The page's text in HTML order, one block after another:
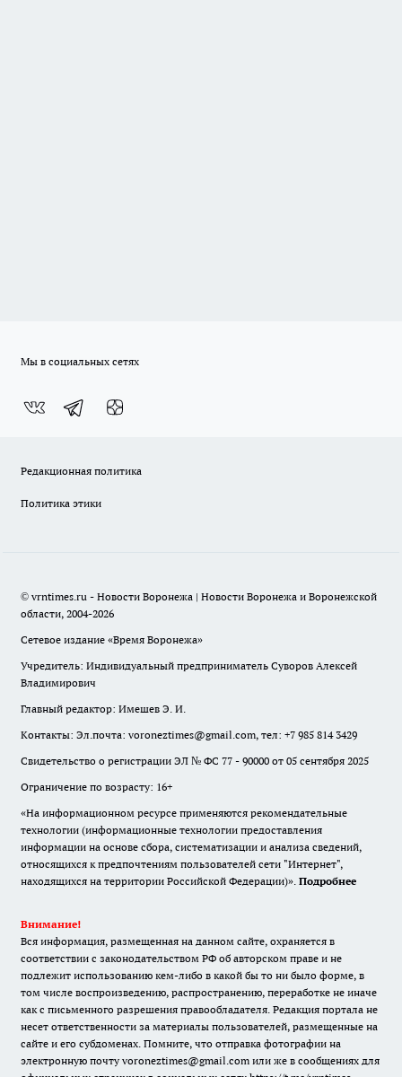
Мы в социальных сетях
Редакционная политика
Политика этики
© vrntimes.ru - Новости Воронежа | Новости Воронежа и Воронежской
области, 2004-2026
Сетевое издание «Время Воронежа»
Учредитель: Индивидуальный предприниматель Суворов Алексей
Владимирович
Главный редактор: Имешев Э. И.
Контакты: Эл.почта: voroneztimes@gmail.com, тел: +7 985 814 3429
Свидетельство о регистрации ЭЛ № ФС 77 - 90000 от 05 сентября 2025
Ограничение по возрасту: 16+
«На информационном ресурсе применяются рекомендательные
технологии (информационные технологии предоставления
информации на основе сбора, систематизации и анализа сведений,
относящихся к предпочтениям пользователей сети "Интернет",
находящихся на территории Российской Федерации)». Подробнее
Внимание!
Вся информация, размещенная на данном сайте, охраняется в
соответствии с законодательством РФ об авторском праве и не
подлежит использованию кем-либо в какой бы то ни было форме, в
том числе воспроизведению, распространению, переработке не иначе
как с письменного разрешения правообладателя. Редакция портала не
несет ответственности за материалы пользователей, размещенные на
сайте и его субдоменах. Помните, что отправка фотографии на
электронную почту voroneztimes@gmail.com или же в сообщениях для